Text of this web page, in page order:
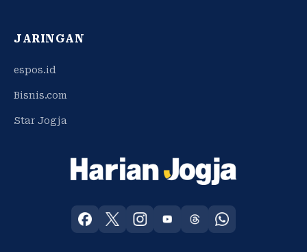
JARINGAN
espos.id
Bisnis.com
Star Jogja